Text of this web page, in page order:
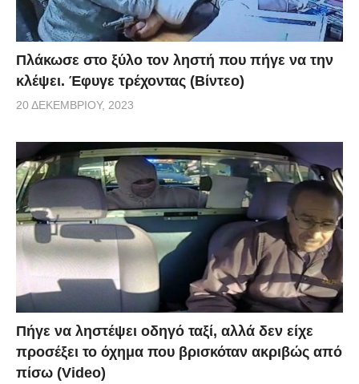
Πλάκωσε στο ξύλο τον ληστή που πήγε να την
κλέψει. Έφυγε τρέχοντας (Βίντεο)
20 ΔΕΚΕΜΒΡΊΟΥ, 2023
Πήγε να ληστέψει οδηγό ταξί, αλλά δεν είχε
προσέξει το όχημα που βρισκόταν ακριβώς από
πίσω (Video)